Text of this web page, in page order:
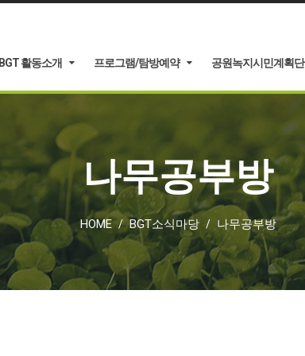
활동소개 프로그램/탐방예약 공원녹지시민계획단
나무공부방
HOME / BGT소식마당 / 나무공부방